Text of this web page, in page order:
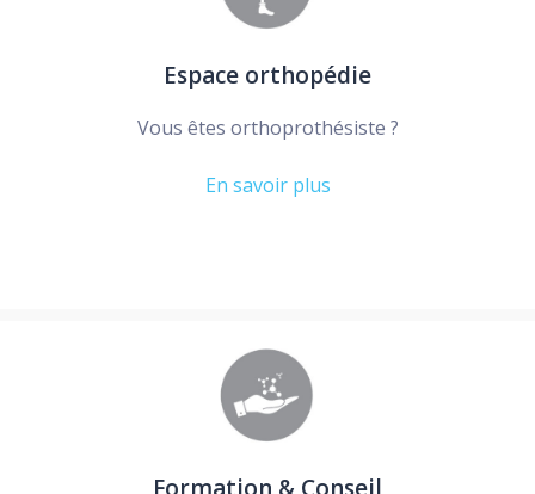
Espace orthopédie
Vous êtes orthoprothésiste ?
En savoir plus